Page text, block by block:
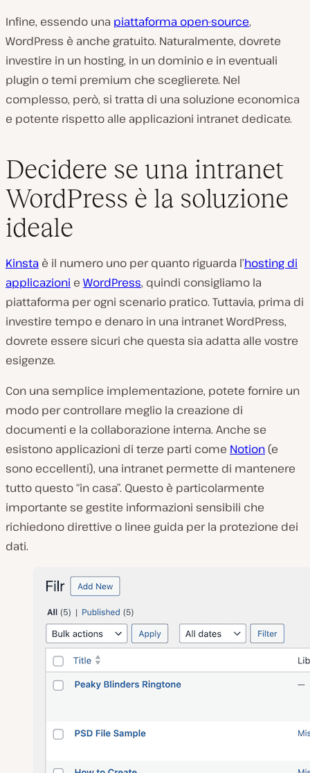
Infine, essendo una piattaforma open-source,
WordPress è anche gratuito. Naturalmente, dovrete
investire in un hosting, in un dominio e in eventuali
plugin o temi premium che sceglierete. Nel
complesso, però, si tratta di una soluzione economica
e potente rispetto alle applicazioni intranet dedicate.
Decidere se una intranet
WordPress è la soluzione
ideale
Kinsta è il numero uno per quanto riguarda l’hosting di
applicazioni e WordPress, quindi consigliamo la
piattaforma per ogni scenario pratico. Tuttavia, prima di
investire tempo e denaro in una intranet WordPress,
dovrete essere sicuri che questa sia adatta alle vostre
esigenze.
Con una semplice implementazione, potete fornire un
modo per controllare meglio la creazione di
documenti e la collaborazione interna. Anche se
esistono applicazioni di terze parti come Notion (e
sono eccellenti), una intranet permette di mantenere
tutto questo “in casa”. Questo è particolarmente
importante se gestite informazioni sensibili che
richiedono direttive o linee guida per la protezione dei
dati.